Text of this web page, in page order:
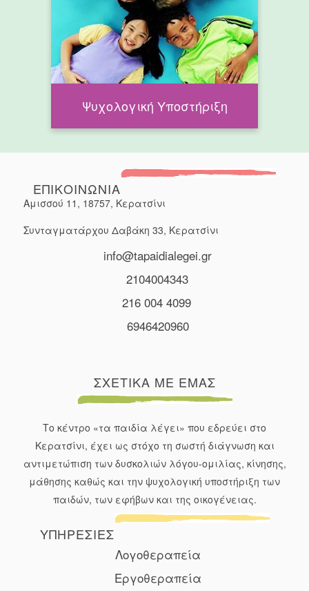
Ψυχολογική Υποστήριξη
ΕΠΙΚΟΙΝΩΝΙΑ
Αμισσού 11, 18757, Κερατσίνι
Συνταγματάρχου Δαβάκη 33, Κερατσίνι
info@tapaidialegei.gr
2104004343
216 004 4099
6946420960
ΣΧΕΤΙΚΑ ΜΕ ΕΜΑΣ
Το κέντρο «τα παιδία λέγει» που εδρεύει στο
Κερατσίνι, έχει ως στόχο τη σωστή διάγνωση και
αντιμετώπιση των δυσκολιών λόγου-ομιλίας, κίνησης,
μάθησης καθώς και την ψυχολογική υποστήριξη των
παιδών, των εφήβων και της οικογένειας.
ΥΠΗΡΕΣΙΕΣ
Λογοθεραπεία
Εργοθεραπεία